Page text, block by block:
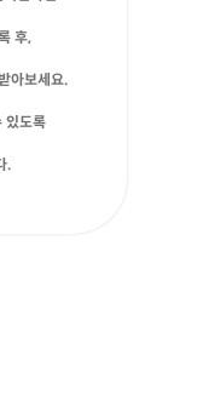
후,
아보세요.
있도록
.